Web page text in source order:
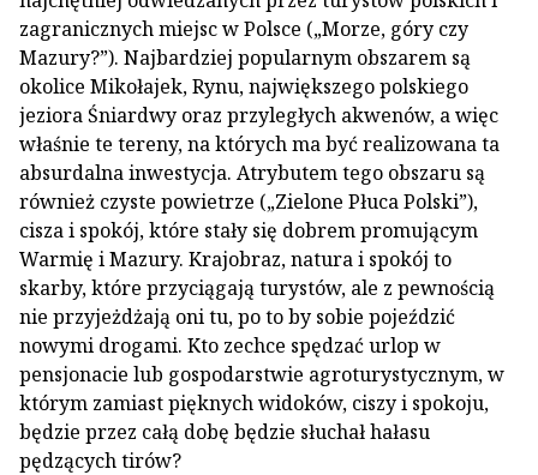
zagranicznych miejsc w Polsce („Morze, góry czy
Mazury?”). Najbardziej popularnym obszarem są
okolice Mikołajek, Rynu, największego polskiego
jeziora Śniardwy oraz przyległych akwenów, a więc
właśnie te tereny, na których ma być realizowana ta
absurdalna inwestycja. Atrybutem tego obszaru są
również czyste powietrze („Zielone Płuca Polski”),
cisza i spokój, które stały się dobrem promującym
Warmię i Mazury. Krajobraz, natura i spokój to
skarby, które przyciągają turystów, ale z pewnością
nie przyjeżdżają oni tu, po to by sobie pojeździć
nowymi drogami. Kto zechce spędzać urlop w
pensjonacie lub gospodarstwie agroturystycznym, w
którym zamiast pięknych widoków, ciszy i spokoju,
będzie przez całą dobę będzie słuchał hałasu
pędzących tirów?